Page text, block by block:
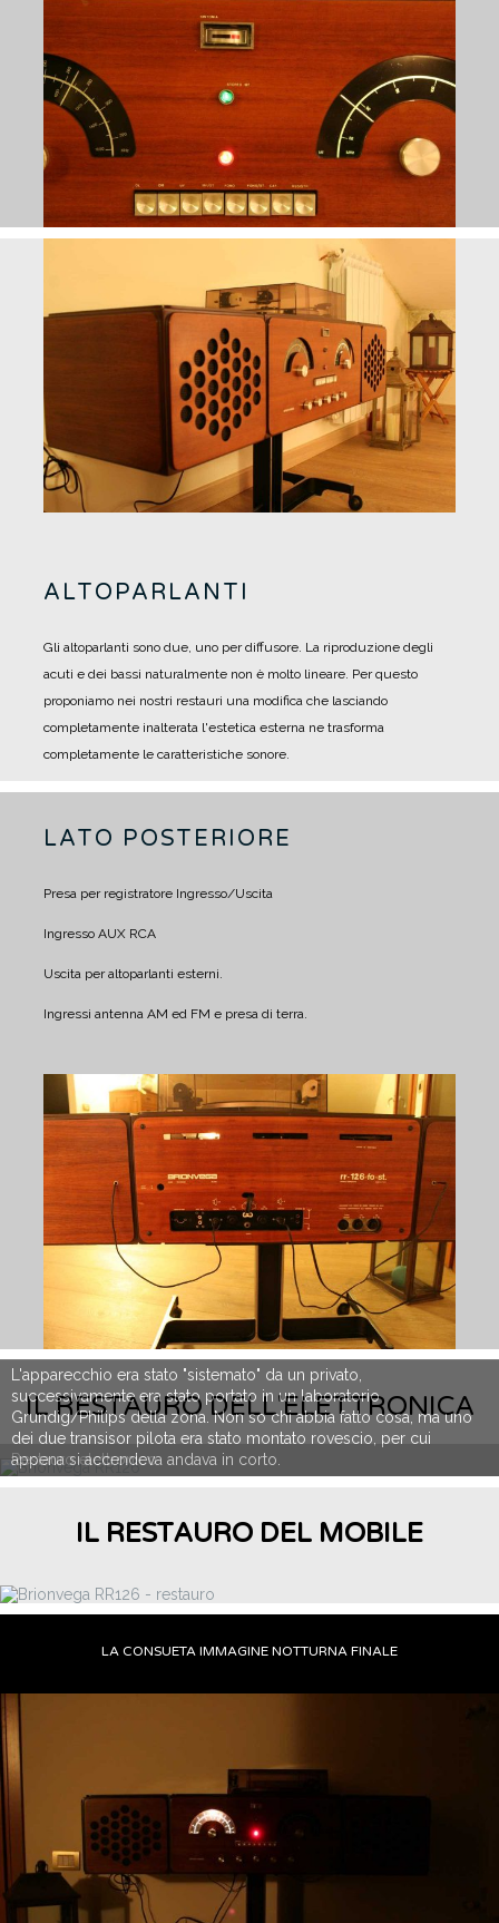
ALTOPARLANTI
Gli altoparlanti sono due, uno per diffusore. La riproduzione degli
acuti e dei bassi naturalmente non è molto lineare. Per questo
proponiamo nei nostri restauri una modifica che lasciando
completamente inalterata l'estetica esterna ne trasforma
completamente le caratteristiche sonore.
LATO POSTERIORE
Presa per registratore Ingresso/Uscita
Ingresso AUX RCA
Uscita per altoparlanti esterni.
Ingressi antenna AM ed FM e presa di terra.
IL RESTAURO DELL'ELETTRONICA
Restauro elettronico
IL RESTAURO DEL MOBILE
LA CONSUETA IMMAGINE NOTTURNA FINALE